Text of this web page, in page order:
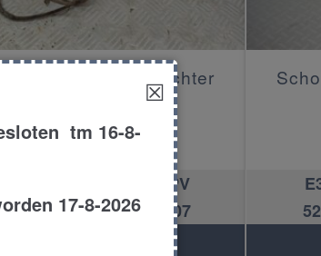
rechts achter
MPV
3.0D
2007
☒
tm 16-8-
17-8-2026